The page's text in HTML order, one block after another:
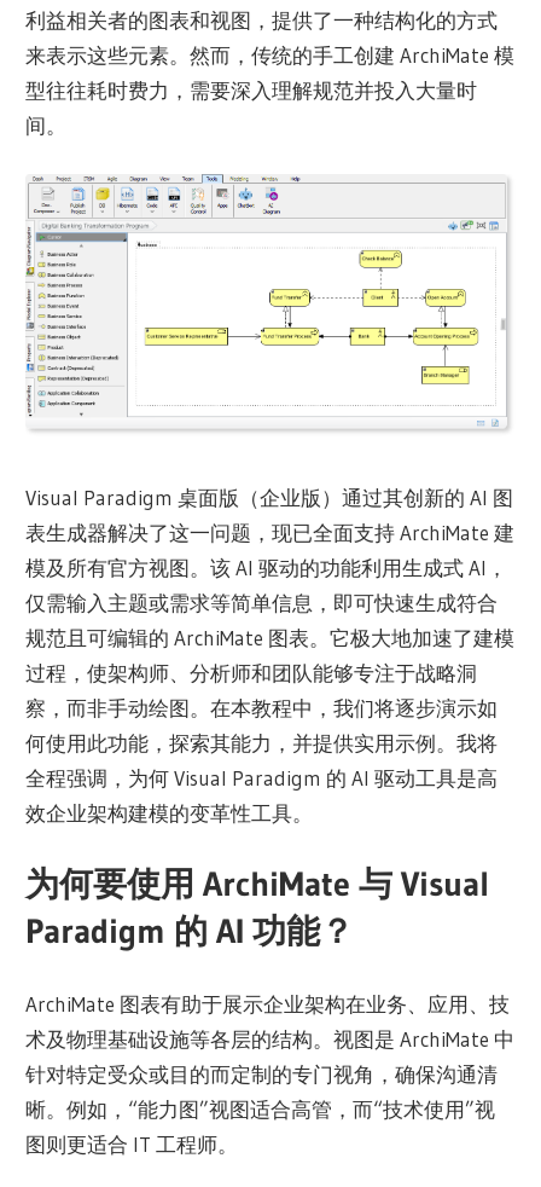
利益相关者的图表和视图，提供了一种结构化的方式
来表示这些元素。然而，传统的手工创建 ArchiMate 模
型往往耗时费力，需要深入理解规范并投入大量时
间。
Visual Paradigm 桌面版（企业版）通过其创新的 AI 图
表生成器解决了这一问题，现已全面支持 ArchiMate 建
模及所有官方视图。该 AI 驱动的功能利用生成式 AI，
仅需输入主题或需求等简单信息，即可快速生成符合
规范且可编辑的 ArchiMate 图表。它极大地加速了建模
过程，使架构师、分析师和团队能够专注于战略洞
察，而非手动绘图。在本教程中，我们将逐步演示如
何使用此功能，探索其能力，并提供实用示例。我将
全程强调，为何 Visual Paradigm 的 AI 驱动工具是高
效企业架构建模的变革性工具。
为何要使用 ArchiMate 与 Visual
Paradigm 的 AI 功能？
ArchiMate 图表有助于展示企业架构在业务、应用、技
术及物理基础设施等各层的结构。视图是 ArchiMate 中
针对特定受众或目的而定制的专门视角，确保沟通清
晰。例如，“能力图”视图适合高管，而“技术使用”视
图则更适合 IT 工程师。